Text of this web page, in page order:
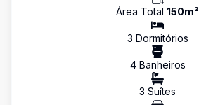
Área Total 150m²
3 Dormitórios
4Banheiros
3 Suítes